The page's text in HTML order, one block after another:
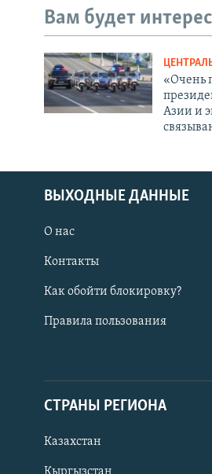
Вам будет
«Очень
Азии и
ВЫХОДНЫЕ ДАННЫЕ
О нас
Контакты
Как обойти блокировку?
Правила пользования
СТРАНЫ РЕГИОНА
Казахстан
Кыргызстан